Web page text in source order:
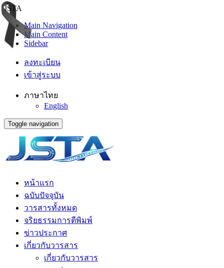
JSTA
Main Navigation
Main Content
Sidebar
ลงทะเบียน
เข้าสู่ระบบ
ภาษาไทย
English
Toggle navigation
หน้าแรก
ฉบับปัจจุบัน
วารสารทั้งหมด
จริยธรรมการตีพิมพ์
ข่าวประกาศ
เกี่ยวกับวารสาร
เกี่ยวกับวารสาร